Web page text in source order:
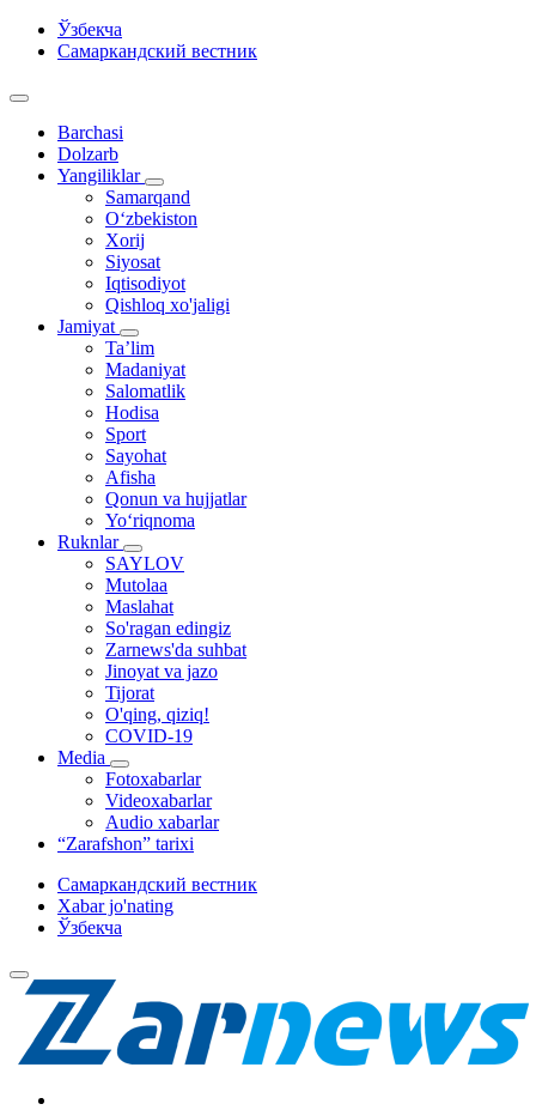
Ўзбекча
Самаркандский вестник
Barchasi
Dolzarb
Yangiliklar
Samarqand
O‘zbekiston
Xorij
Siyosat
Iqtisodiyot
Qishloq xo'jaligi
Jamiyat
Ta’lim
Madaniyat
Salomatlik
Hodisa
Sport
Sayohat
Afisha
Qonun va hujjatlar
Yo‘riqnoma
Ruknlar
SAYLOV
Mutolaa
Maslahat
So'ragan edingiz
Zarnews'da suhbat
Jinoyat va jazo
Tijorat
O'qing, qiziq!
COVID-19
Media
Fotoxabarlar
Videoxabarlar
Audio xabarlar
“Zarafshon” tarixi
Самаркандский вестник
Xabar jo'nating
Ўзбекча